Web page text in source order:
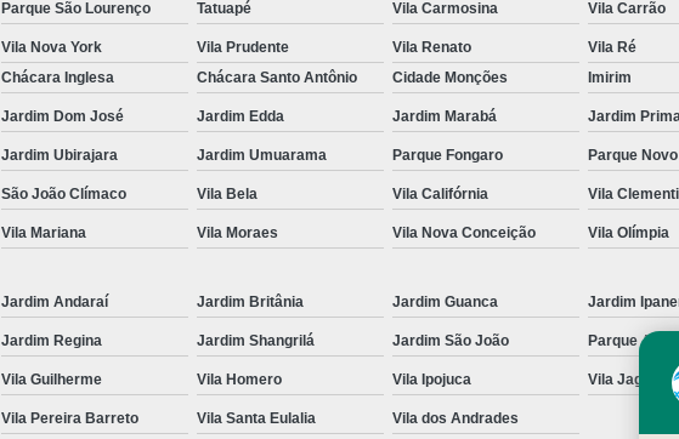
Locação de Toalha de Rosto para Salão
Locação
Locação de Toalha de Rosto São Paulo
Locação de Toalha Rosto Branca
Aluguel de
Aluguel de Toalha Industrial Virgem
Aluguel
Locação de Toalha
Locação de Toalha Industrial Relavada
Locação
Locação de Toalha para Salão de Beleza
Manta
Manta Absorvente Azul
Manta Absorvente de óleo
Manta Absorvente Industrial
Parque São Lourenço Tatuapé Vila Carmosina Vila Carrão
Vila Nova York Vila Prudente Vila Renato Vila Ré
Chácara Inglesa Chácara Santo Antônio Cidade Monções Imirim
Jardim Dom José Jardim Edda Jardim Marabá Jardim
Jardim Ubirajara Jardim Umuarama Parque Fongaro Parque
São João Clímaco Vila Bela Vila Califórnia Vila
Vila Mariana Vila Moraes Vila Nova Conceição Vila Olímpia
Jardim Andaraí Jardim Britânia Jardim Guanca Jardim
Jardim Regina Jardim Shangrilá Jardim São João Parque
Vila Guilherme Vila Homero Vila Ipojuca Vila Jaguara
Vila Pereira Barreto Vila Santa Eulalia Vila dos Andrades